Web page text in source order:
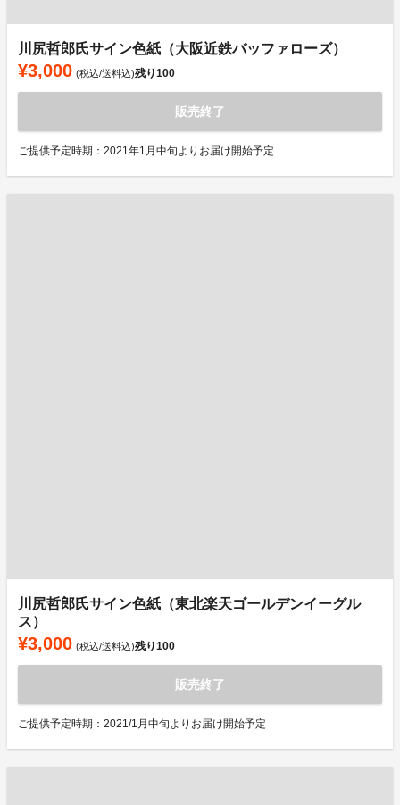
川尻哲郎氏サイン色紙（大阪近鉄バッファローズ）
¥3,000 (税込/送料込)残り100
販売終了
ご提供予定時期：2021年1月中旬よりお届け開始予定
川尻哲郎氏サイン色紙（東北楽天ゴールデンイーグル
ス）
¥3,000 (税込/送料込)残り100
販売終了
ご提供予定時期：2021/1月中旬よりお届け開始予定